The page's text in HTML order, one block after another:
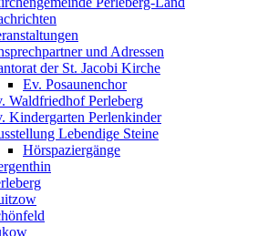
und Adressen
der St. Jacobi Kirche
Ev. Posaunenchor
Waldfriedhof Perleberg
Kindergarten Perlenkinder
Lebendige Steine
Hörspaziergänge